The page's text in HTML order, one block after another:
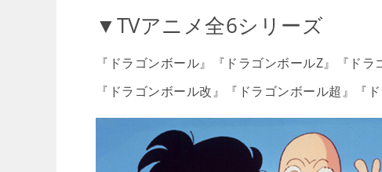
▼TVアニメ全6シリーズ
『ドラゴンボール』『ドラゴンボールZ』『ドラ
『ドラゴンボール改』『ドラゴンボール超』『